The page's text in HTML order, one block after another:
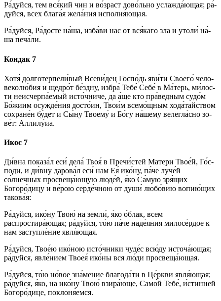
Ра́­дуй­ся, тем вся́кий чин и во́зраст дово́льно услажда́ющая; ра́­
дуй­ся, всех бла­га́я жела́ния исполня́ющая.
Ра́­дуй­ся, Ра́­дос­те на́­ша, из­ба́­ви нас от вся́­ка­го зла и утоли́ на́­
ша пе­ча́­ли.
Кондак 7
Хо­тя́ дол­го­тер­пе­ли́­вый Всеви́дец Гос­по́дь яви́­ти Сво­его́ че­ло­
ве­ко­лю́­бия и щед­ро́т бе́зд­ну, избра́ Те­бе́ Се­бе́ в Ма́­терь, ми́­лос­
ти неисчерпа́емый ис­то́ч­ни­че, да а́ще кто пра́ведным судо́м
Бо́­жи­им осужде́ния досто́ин, Тво­и́м всемо́щным хо­да́­тай­ством
сохране́н бу́дет и Сы́­ну Тво­ему́ и Бо́­гу на́­ше­му велегла́сно зо­
ве́т: Алли­лу́иа.
Икос 7
Ди́вна показа́л еси́ дела́ Твоя́ в Пре­чи́с­тей Ма­те­ри Тво­е́й, Го́с­
по­ди, и ди́вну дарова́л еси́ нам Ея́ ико́­ну, па́­че луче́й
со́лнечных просвеща́ющую лю­де́й, я́ко Са́мую зря́щих
Богоро́дицу и ве́­рою серде́чною от души́ лю­бо́­вию во­пию́­щих
та­ко­ва́я:
Ра́­дуй­ся, ико́­ну Твою́ на зем­ли́, я́ко о́блак, всем
распростира́ющая; ра́­дуй­ся, то́ю па́­че наде́яния милосе́рдое к
нам за­ступ­ле́­ние яв­ля́ю­щая.
Ра́­дуй­ся, Твое́ю ико́­ною исто́чники чу­де́с всю́ду ис­то­ча́ю­щая;
ра́­дуй­ся, яв­ле́­ни­ем Твоея́ ико́­ны вся лю́­ди про­све­ща́ю­щая.
Ра́­дуй­ся, то́ю но́вое зна́­ме­ние бла­го­да́­ти в Це́рк­ви яв­ля́ю­щая;
ра́­дуй­ся, я́ко, на ико́­ну Твою́ взи­ра́ю­ще, Само́й Те­бе́, и́стинней
Бо­го­ро́­ди­це, по­кло­ня́­ем­ся.